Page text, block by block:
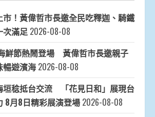
！黃偉哲市長邀全民吃釋迦、騎鐵
次滿足 2026-08-08
鮮節熱鬧登場 黃偉哲市長邀親子
暢遊濱海 2026-08-08
垣稔抵台交流 「花見日和」展現台
8月8日精彩展演登場 2026-08-08